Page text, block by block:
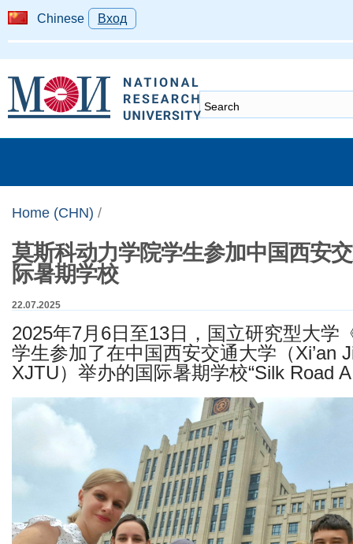
Chinese Вход
Home (CHN) /
莫斯科动力学院学生参加中国西安
际暑期学校
22.07.2025
​2025年7月6日至13日，国立研究型大学
学生参加了在中国西安交通大学（Xi’an
XJTU）举办的国际暑期学校“Silk Road